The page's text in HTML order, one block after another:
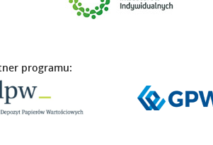
programu: